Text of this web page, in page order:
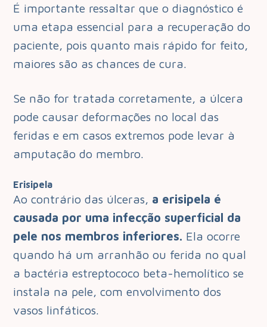
É importante ressaltar que o diagnóstico é
uma etapa essencial para a recuperação do
paciente, pois quanto mais rápido for feito,
maiores são as chances de cura.
Se não for tratada corretamente, a úlcera
pode causar deformações no local das
feridas e em casos extremos pode levar à
amputação do membro.
Erisipela
Ao contrário das úlceras, a erisipela é
causada por uma infecção superficial da
pele nos membros inferiores. Ela ocorre
quando há um arranhão ou ferida no qual
a bactéria estreptococo beta-hemolítico se
instala na pele, com envolvimento dos
vasos linfáticos.